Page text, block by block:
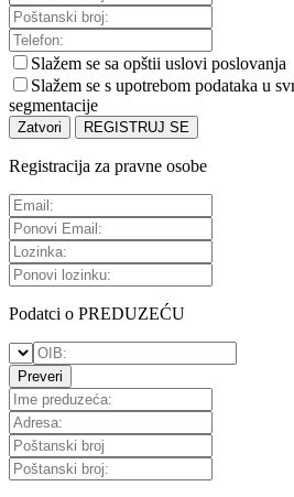
Slažem se sa opštii uslovi poslovanja
Slažem se s upotrebom podataka u
segmentacije
Zatvori REGISTRUJ SE
Registracija za pravne osobe
Podatci o PREDUZEĆU
Preveri